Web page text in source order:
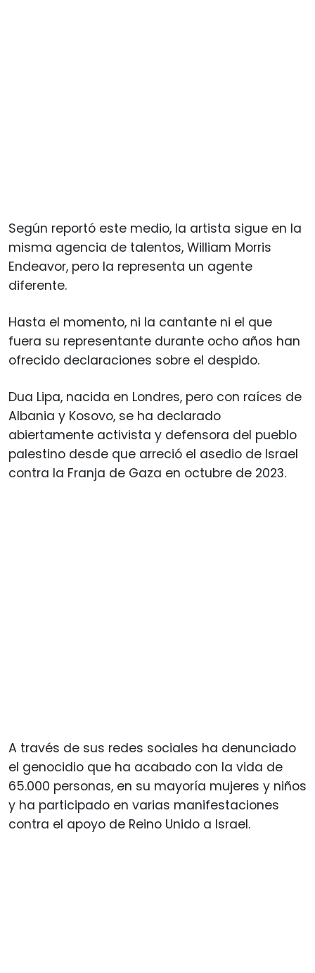
Según reportó este medio, la artista sigue en la
misma agencia de talentos, William Morris
Endeavor, pero la representa un agente
diferente.
Hasta el momento, ni la cantante ni el que
fuera su representante durante ocho años han
ofrecido declaraciones sobre el despido.
Dua Lipa, nacida en Londres, pero con raíces de
Albania y Kosovo, se ha declarado
abiertamente activista y defensora del pueblo
palestino desde que arreció el asedio de Israel
contra la Franja de Gaza en octubre de 2023.
A través de sus redes sociales ha denunciado
el genocidio que ha acabado con la vida de
65.000 personas, en su mayoría mujeres y niños
y ha participado en varias manifestaciones
contra el apoyo de Reino Unido a Israel.